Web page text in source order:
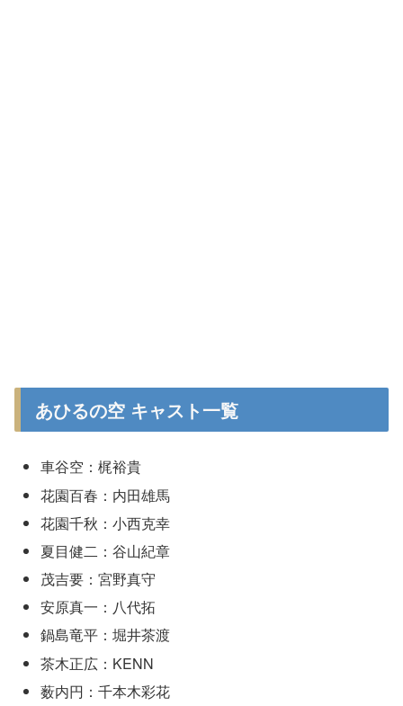
あひるの空 キャスト一覧
車谷空：梶裕貴
花園百春：内田雄馬
花園千秋：小西克幸
夏目健二：谷山紀章
茂吉要：宮野真守
安原真一：八代拓
鍋島竜平：堀井茶渡
茶木正広：KENN
薮内円：千本木彩花